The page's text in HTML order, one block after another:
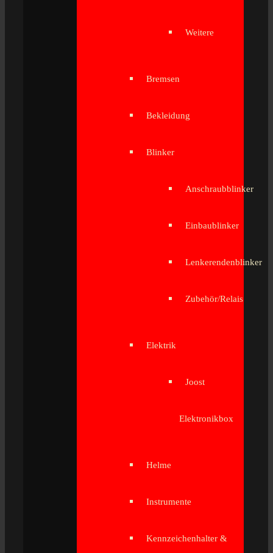
Weitere
Bremsen
Bekleidung
Blinker
Anschraubblinker
Einbaublinker
Lenkerendenblinker
Zubehör/Relais
Elektrik
Joost
Elektronikbox
Helme
Instrumente
Kennzeichenhalter &